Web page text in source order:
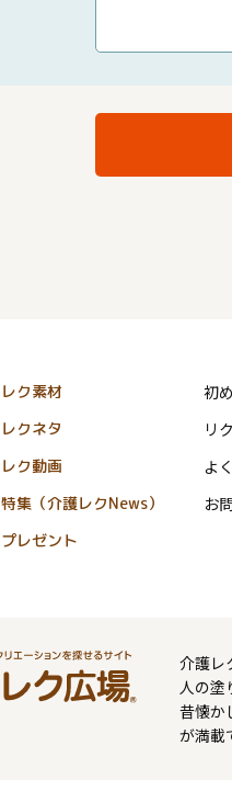
レク素材
レクネタ
レク動画
特集（介護レクNews）
プレゼント
初
リ
よ
お
介護レ
人の塗
昔懐か
が満載